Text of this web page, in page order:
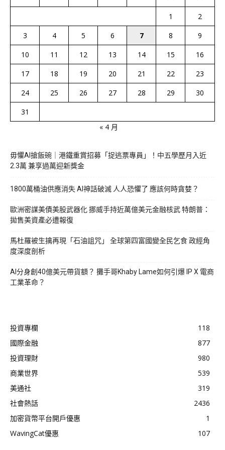
1
2
3
4 5 6 7 8
9
10
11 12 13 14 15
16
17
18 19 20 21 22
23
24
25 26 27 28 29
30
31
« 4 月
毋懼AI搶飯碗｜港鐵重賞招募「捉逃票專員」！中五學歷月入近
2.3萬 兼享過萬迎新獎金
1800萬桶油供應消失 AI神話破滅 人人恐懼了 應該何時貪婪？
歐洲密謀美債美股武器化 挪威手持近萬億美元金融核武 特朗普：
拋售美資產必遭報復
馬杜羅被生擒再現「石油詛咒」 全球第四富國變全民乞食 政經角
度深度剖析
AI分身創40億美元帶貨額？ 攤手哥Khaby Lame如何引爆 IP X 電商
工業革命？
投資專欄
118
國際金融
877
投資理財
980
商業世界
539
美通社
319
社會熱話
2436
加密貨幣平台開戶優惠
1
WavingCat優惠
107